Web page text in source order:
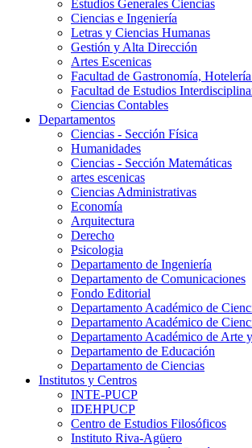
Estudios Generales Ciencias
Ciencias e Ingeniería
Letras y Ciencias Humanas
Gestión y Alta Dirección
Artes Escenicas
Facultad de Gastronomía,
Facultad de Estudios
Ciencias Contables
Departamentos
Ciencias - Sección Física
Humanidades
Ciencias - Sección Matemáticas
artes escenicas
Ciencias Administrativas
Economía
Arquitectura
Derecho
Psicologia
Departamento de Ingeniería
Departamento de Comunicaciones
Fondo Editorial
Departamento Académico de
Departamento Académico de
Departamento Académico de Arte
Departamento de Educación
Departamento de Ciencias
Institutos y Centros
INTE-PUCP
IDEHPUCP
Centro de Estudios Filosóficos
Instituto Riva-Agüero